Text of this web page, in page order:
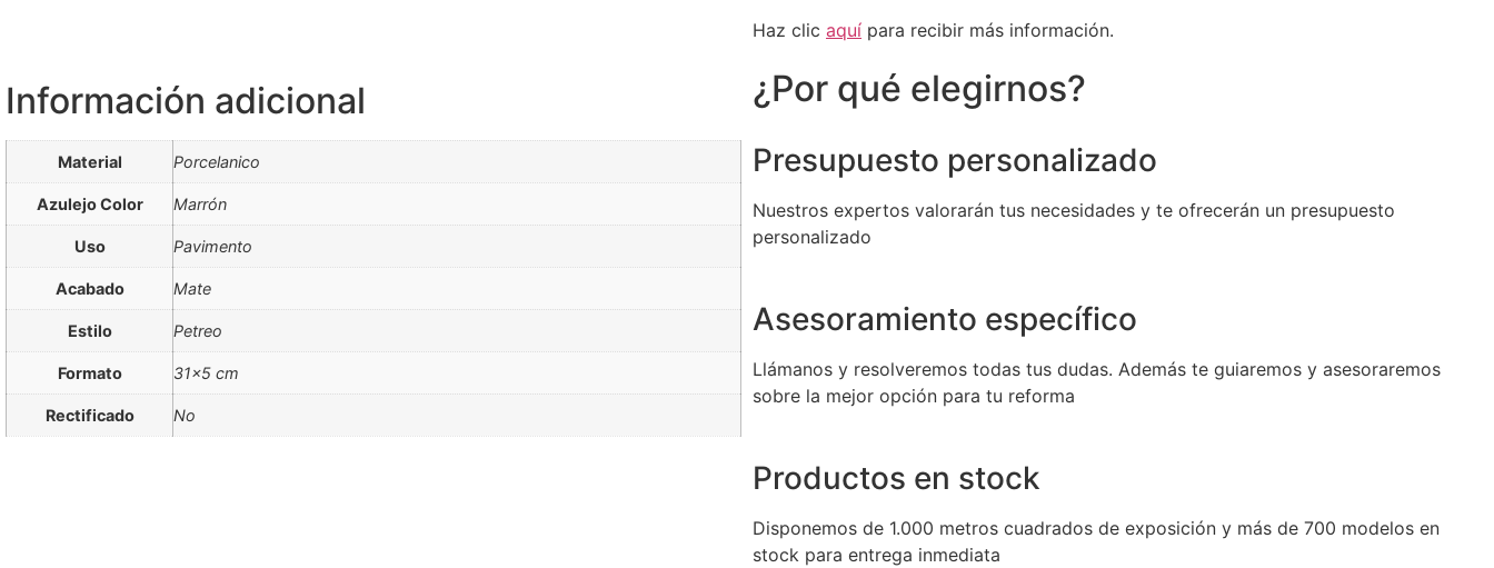
Haz clic aquí para recibir más información.
Información adicional
Material Porcelanico
Azulejo Color Marrón
Uso Pavimento
Acabado Mate
Estilo Petreo
Formato 31×5 cm
Rectificado No
¿Por qué elegirnos?
Presupuesto personalizado
Nuestros expertos valorarán tus necesidades y te ofrecerán un presupuesto
personalizado
Asesoramiento específico
Llámanos y resolveremos todas tus dudas. Además te guiaremos y asesoraremos
sobre la mejor opción para tu reforma
Productos en stock
Disponemos de 1.000 metros cuadrados de exposición y más de 700 modelos en
stock para entrega inmediata